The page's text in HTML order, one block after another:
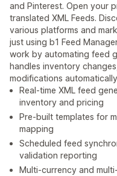
and Pinterest. Open your
translated XML Feeds.
various platforms and
just using b1 Feed
work by automating feed
handles inventory
modifications
Real-time XML feed
inventory and pricing
Pre-built templates for
mapping
Scheduled feed
validation reporting
Multi-currency and